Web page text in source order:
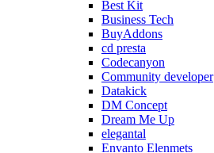
Best Kit
Business Tech
BuyAddons
cd presta
Codecanyon
Community developer
Datakick
DM Concept
Dream Me Up
elegantal
Envanto Elenmets